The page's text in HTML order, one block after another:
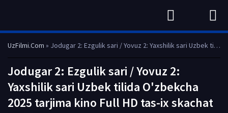
UzFilmi.Com » Jodugar 2: Ezgulik sari / Yovuz 2: Yaxshilik sari Uzbek tilida O'zbekcha 2025 tarjima kino Full HD tas-ix skachat
Jodugar 2: Ezgulik sari / Yovuz 2:
Yaxshilik sari Uzbek tilida O'zbekcha
2025 tarjima kino Full HD tas-ix skachat